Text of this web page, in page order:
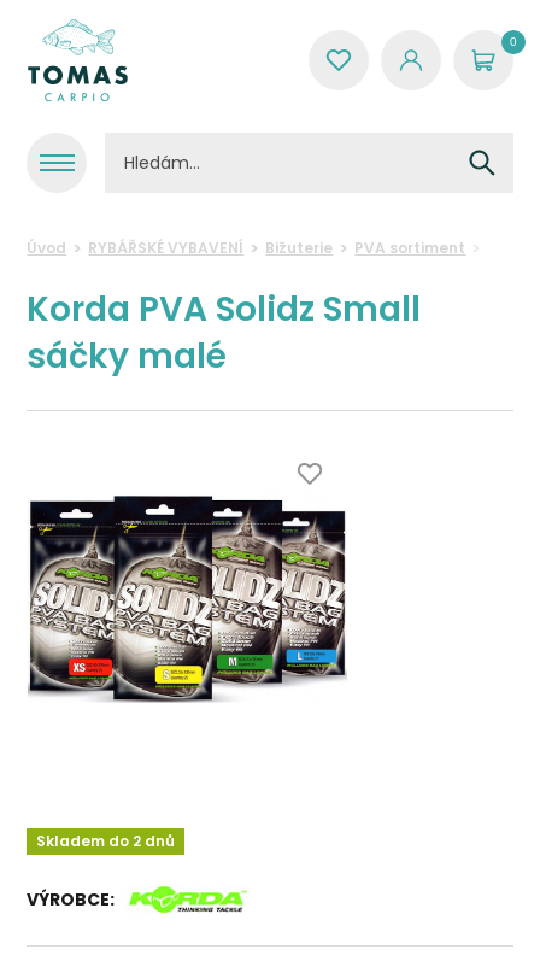
0
Úvod RYBÁŘSKÉ VYBAVENÍ Bižuterie PVA sortiment
Korda PVA Solidz Small
sáčky malé
Skladem do 2 dnů
VÝROBCE: